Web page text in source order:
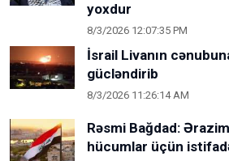
yoxdur
8/3/2026 12:07:35 PM
İsrail Livanın
gücləndirib
8/3/2026 11:26:14 AM
Rəsmi Bağdad:
hücumlar üçün